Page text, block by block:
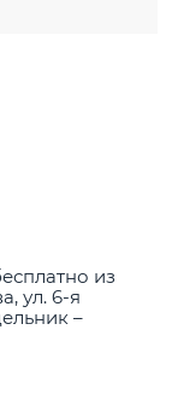
из
ул. 6-я
–